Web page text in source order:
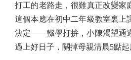
打工的老路走，很難真正改變家
這個本應在初中二年級教室裏上
決定——輟學打拚，小陳渴望通
過上好日子，關掉母親清晨5點起